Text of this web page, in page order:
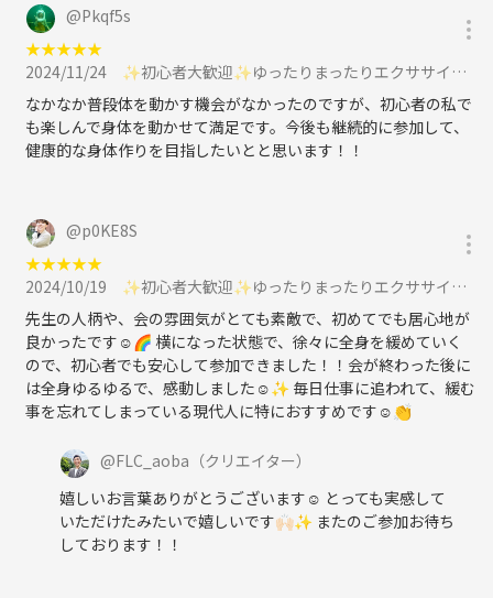
@Pkqf5s
★★★★★
2024/11/24
✨初心者大歓迎✨ゆったりまったりエクササイズ🌿11/24 10:00~に参加
なかなか普段体を動かす機会がなかったのですが、初心者の私で
も楽しんで身体を動かせて満足です。今後も継続的に参加して、
健康的な身体作りを目指したいとと思います！！
@p0KE8S
★★★★★
2024/10/19
✨初心者大歓迎✨ゆったりまったりエクササイズ🌿10/19 11:00~に参加
先生の人柄や、会の雰囲気がとても素敵で、初めてでも居心地が
良かったです☺️🌈 横になった状態で、徐々に全身を緩めていく
ので、初心者でも安心して参加できました！！会が終わった後に
は全身ゆるゆるで、感動しました☺️✨ 毎日仕事に追われて、緩む
事を忘れてしまっている現代人に特におすすめです☺️👏
@FLC_aoba （クリエイター）
嬉しいお言葉ありがとうございます☺️ とっても実感して
いただけたみたいで嬉しいです🙌🏻✨ またのご参加お待ち
しております！！